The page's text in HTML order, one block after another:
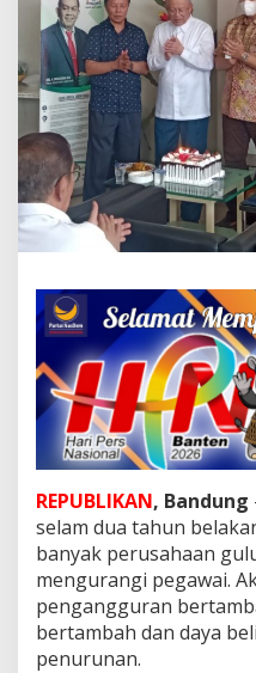
N
J
a
a
A
j
a
k
P
m
p
r
o
v
P
e
r
b
n
y
a
k
P
r
o
REPUBLIKAN, Bandung
selam dua tahun
banyak perusahaan
mengurangi pegawai.
pengangguran
bertambah dan daya
penurunan.